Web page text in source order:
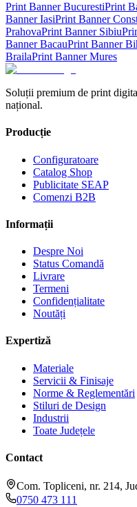
Print BannerBucurestiPrint
BannerIasiPrint Banner
PrahovaPrint Banner Sibiu
BannerBacauPrint Banner
BrailaPrint BannerMures
Soluții premium de print
național.
Producție
Configuratoare
Catalog Shop
Publicitate SEAP
Comenzi B2B
Informații
Despre Noi
Status Comandă
Livrare
Termeni
Confidențialitate
Noutăți
Expertiză
Materiale
Servicii & Finisaje
Norme & Reglementări
Stiluri de Design
Industrii
Toate Județele
Contact
Com. Topliceni, nr. 214,
0750 473 111